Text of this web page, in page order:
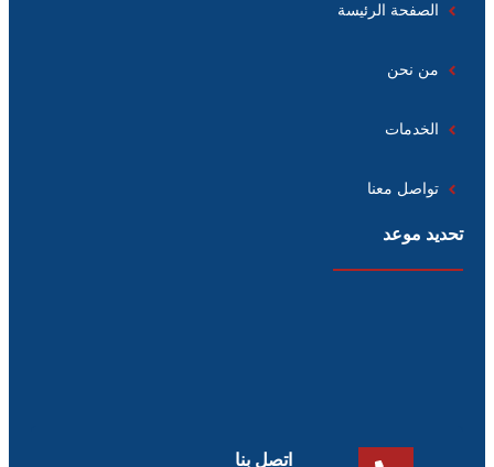
الصفحة الرئيسة
من نحن
الخدمات
تواصل معنا
تحديد موعد
اتصل بنا